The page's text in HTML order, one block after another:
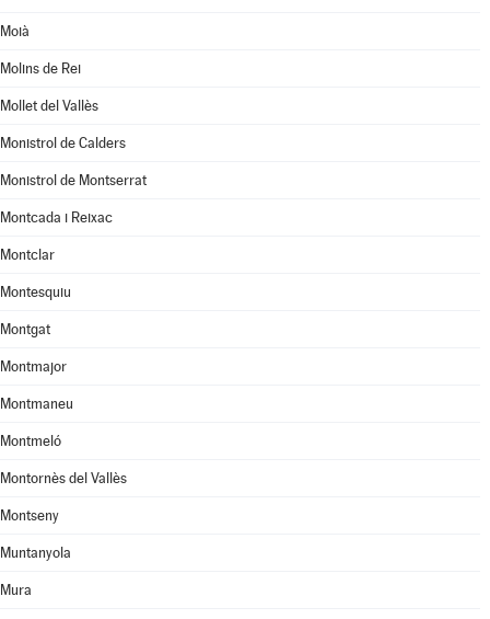
Moià
Molins de Rei
Mollet del Vallès
Monistrol de Calders
Monistrol de Montserrat
Montcada i Reixac
Montclar
Montesquiu
Montgat
Montmajor
Montmaneu
Montmeló
Montornès del Vallès
Montseny
Muntanyola
Mura